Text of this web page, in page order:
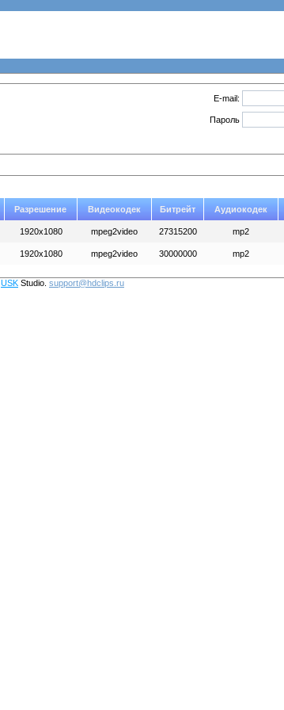
E-mail:
Пароль
Разрешение Видеокодек Битрейт Аудиокодек
1920x1080 mpeg2video 27315200 mp2
1920x1080 mpeg2video 30000000 mp2
USK Studio. support@hdclips.ru